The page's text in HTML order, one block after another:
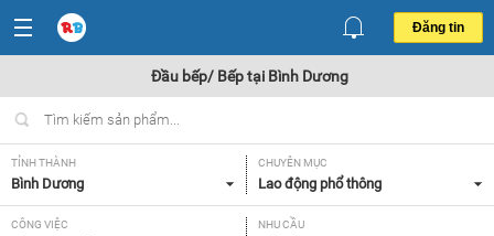
Đăng tin
Đầu bếp/ Bếp tại Bình Dương
TỈNH THÀNH
Bình Dương
CHUYÊN MỤC
Lao động phổ thông
CÔNG VIỆC NHU CẦU